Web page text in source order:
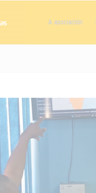
A asociación